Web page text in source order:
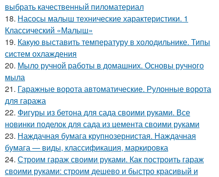
выбрать качественный пиломатериал
18. Насосы малыш технические характеристики. 1
Классический «Малыш»
19. Какую выставить температуру в холодильнике. Типы
систем охлаждения
20. Мыло ручной работы в домашних. Основы ручного
мыла
21. Гаражные ворота автоматические. Рулонные ворота
для гаража
22. Фигуры из бетона для сада своими руками. Все
новинки поделок для сада из цемента своими руками
23. Наждачная бумага крупнозернистая. Наждачная
бумага — виды, классификация, маркировка
24. Строим гараж своими руками. Как построить гараж
своими руками: строим дешево и быстро красивый и